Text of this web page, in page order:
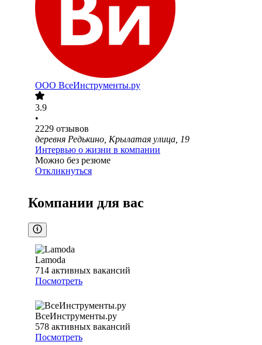
ООО ВсеИнструменты.ру
3.9
•
2229 отзывов
деревня Редькино, Крылатая улица, 19
Интервью о жизни в компании
Можно без резюме
Откликнуться
Компании для вас
Lamoda
714 активных вакансий
Посмотреть
ВсеИнструменты.ру
578 активных вакансий
Посмотреть